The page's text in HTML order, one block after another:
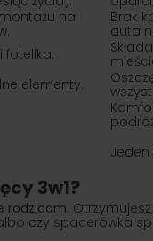
na
Brak
auta
fotelika.
elementy.
Jeden
3w1?
rodzicom.
czy spacerówka